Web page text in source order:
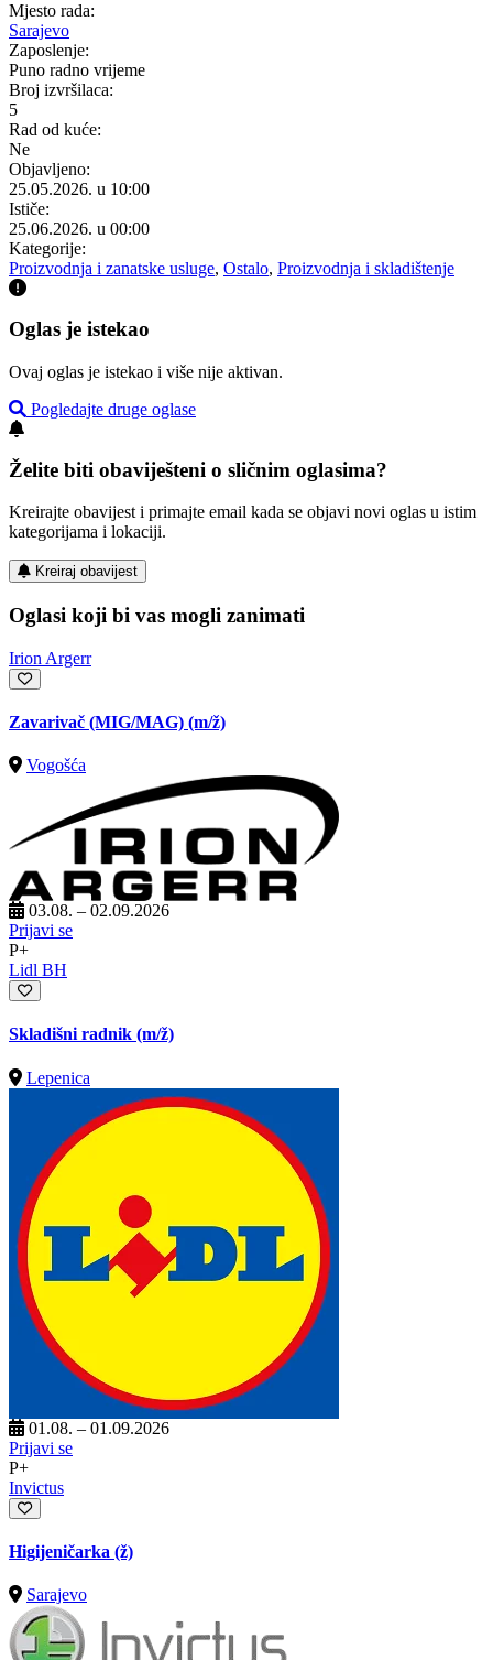
Mjesto rada:
Sarajevo
Zaposlenje:
Puno radno vrijeme
Broj izvršilaca:
5
Rad od kuće:
Ne
Objavljeno:
25.05.2026. u 10:00
Ističe:
25.06.2026. u 00:00
Kategorije:
Proizvodnja i zanatske usluge, Ostalo, Proizvodnja i skladištenje
Oglas je istekao
Ovaj oglas je istekao i više nije aktivan.
Pogledajte druge oglase
Želite biti obaviješteni o sličnim oglasima?
Kreirajte obavijest i primajte email kada se objavi novi oglas u istim
kategorijama i lokaciji.
Kreiraj obavijest
Oglasi koji bi vas mogli zanimati
Irion Argerr
Zavarivač (MIG/MAG) (m/ž)
Vogošća
03.08. – 02.09.2026
Prijavi se
P+
Lidl BH
Skladišni radnik (m/ž)
Lepenica
01.08. – 01.09.2026
Prijavi se
P+
Invictus
Higijeničarka (ž)
Sarajevo